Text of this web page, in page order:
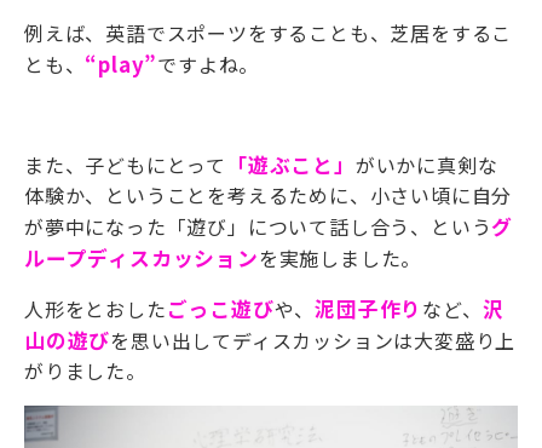
例えば、英語でスポーツをすることも、芝居をするこ
とも、 “play”ですよね。
また、子どもにとって 「遊ぶこと」 がいかに真剣な
体験か、ということを考えるために、小さい頃に自分
が夢中になった「遊び」について話し合う、というグ
ループディスカッションを実施しました。
人形をとおしたごっこ遊びや、泥団子作り など、 沢
山の遊びを思い出してディスカッションは大変盛り上
がりました。